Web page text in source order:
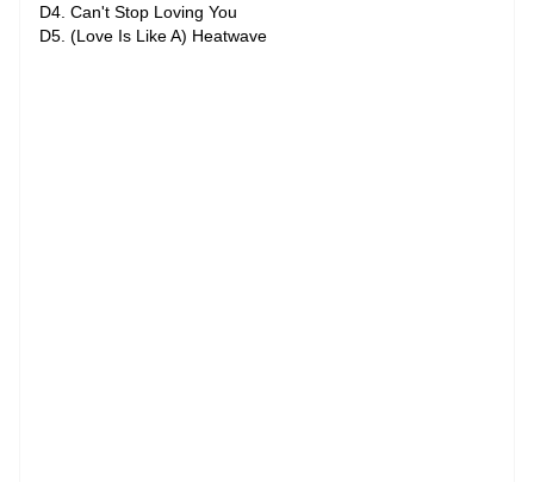
D4. Can't Stop Loving You
D5. (Love Is Like A) Heatwave